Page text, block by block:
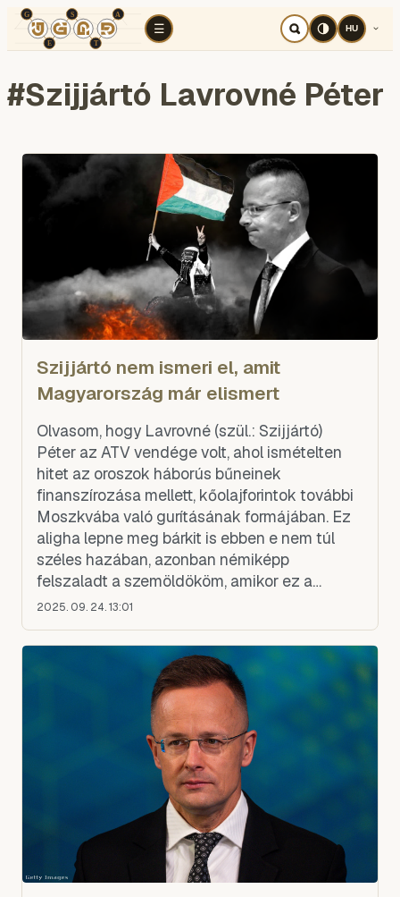
☰
TÉR KOGNITÍV HÁBORÚ
HU
#Szijjártó Lavrovné Péter
Szijjártó nem ismeri el, amit
Magyarország már elismert
Olvasom, hogy Lavrovné (szül.: Szijjártó)
Péter az ATV vendége volt, ahol ismételten
hitet az oroszok háborús bűneinek
finanszírozása mellett, kőolajforintok további
Moszkvába való gurításának formájában. Ez
aligha lepne meg bárkit is ebben e nem túl
széles hazában, azonban némiképp
felszaladt a szemöldököm, amikor ez a
túlbuzgó mócsing (elnézést, Rejtő úr)
2025. 09. 24. 13:01